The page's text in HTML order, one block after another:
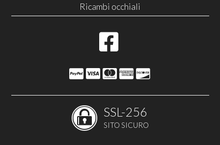
Ricambi occhiali
SSL-256
SITO SICURO